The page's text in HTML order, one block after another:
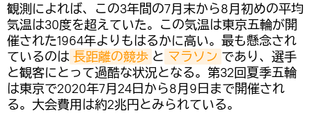
観測によれば、この3年間の7月末から8月初めの平均
気温は30度を超えていた。この気温は東京五輪が開
催された1964年よりもはるかに高い。最も懸念され
ているのは 長距離の競歩 と マラソン であり、選手
と観客にとって過酷な状況となる。第32回夏季五輪
は東京で2020年7月24日から8月9日まで開催され
る。大会費用は約2兆円とみられている。